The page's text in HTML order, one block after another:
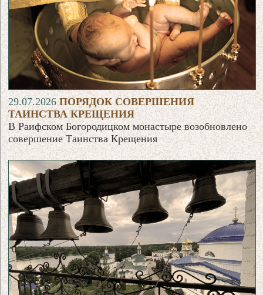
29.07.2026ПОРЯДОК СОВЕРШЕНИЯ
ТАИНСТВА КРЕЩЕНИЯ
В Раифском Богородицком монастыре возобновлено
совершение Таинства Крещения